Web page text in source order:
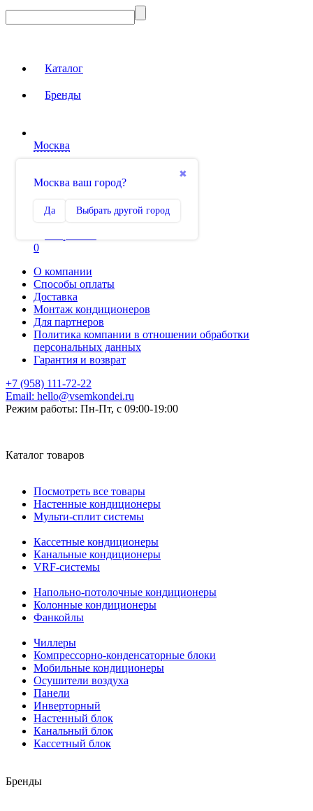
Каталог
Бренды
Москва
✖
Москва ваш город?
Да Выбрать другой город
Сравнение
0
О компании
Способы оплаты
Доставка
Монтаж кондиционеров
Для партнеров
Политика компании в отношении обработки
персональных данных
Гарантия и возврат
+7 (958) 111-72-22
Email: hello@vsemkondei.ru
Режим работы: Пн-Пт, с 09:00-19:00
Каталог товаров
Посмотреть все товары
Настенные кондиционеры
Мульти-сплит системы
Кассетные кондиционеры
Канальные кондиционеры
VRF-системы
Напольно-потолочные кондиционеры
Колонные кондиционеры
Фанкойлы
Чиллеры
Компрессорно-конденсаторные блоки
Мобильные кондиционеры
Осушители воздуха
Панели
Инверторный
Настенный блок
Канальный блок
Кассетный блок
Бренды